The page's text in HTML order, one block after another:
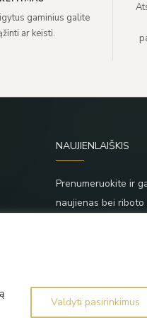
Valdyti pasirinkimus
gaminius galite
ar keisti.
NAUJIENLAIŠKIS
Prenumeruokite ir
naujienas bei